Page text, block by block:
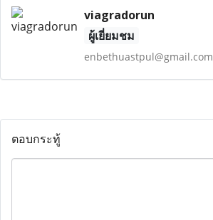
viagradorun
ผู้เยี่ยมชม
enbethuastpul@gmail.com
ตอบกระทู้